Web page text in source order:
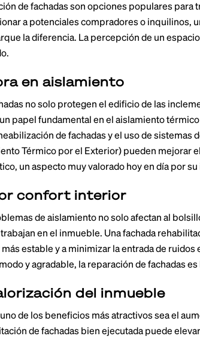
de fachadas son opciones populares para
a potenciales compradores o inquilinos,
la diferencia. La percepción de un
en aislamiento
no solo protegen el edificio de las
papel fundamental en el aislamiento
de fachadas y el uso de sistemas
Térmico por el Exterior) pueden mejorar
un aspecto muy valorado hoy en día por
confort interior
de aislamiento no solo afectan al
en el inmueble. Una fachada
estable y a minimizar la entrada de
y agradable, la reparación de fachadas
del inmueble
de los beneficios más atractivos sea el
de fachadas bien ejecutada puede